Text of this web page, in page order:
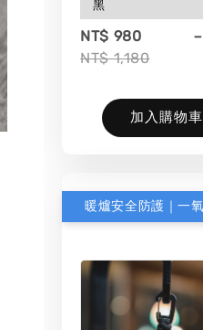
NT$ 980
NT$ 1,180
-
加入購物車